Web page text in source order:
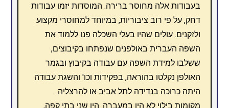
בעבודות אלה מחוסר ברירה. המוסדות יזמו עבודות
דחק, על פי רוב ציבוריות, במיוחד למחוסרי מקצוע
ולזקנים. עולים שהיו בעלי השכלה פנו ללמוד את
השפה העברית באולפנים שנפתחו בקיבוצים,
ששלבו למידת השפה עם עבודה בקיבוץ ובגמר
האולפן נקלטו בהוראה, בפקידות וכו' והשגת עבודה
היתה כרוכה בנדידה לתל אביב או להרצליה.
מקומות בילוי לא היו במעברה. היו שני בתי קפה,